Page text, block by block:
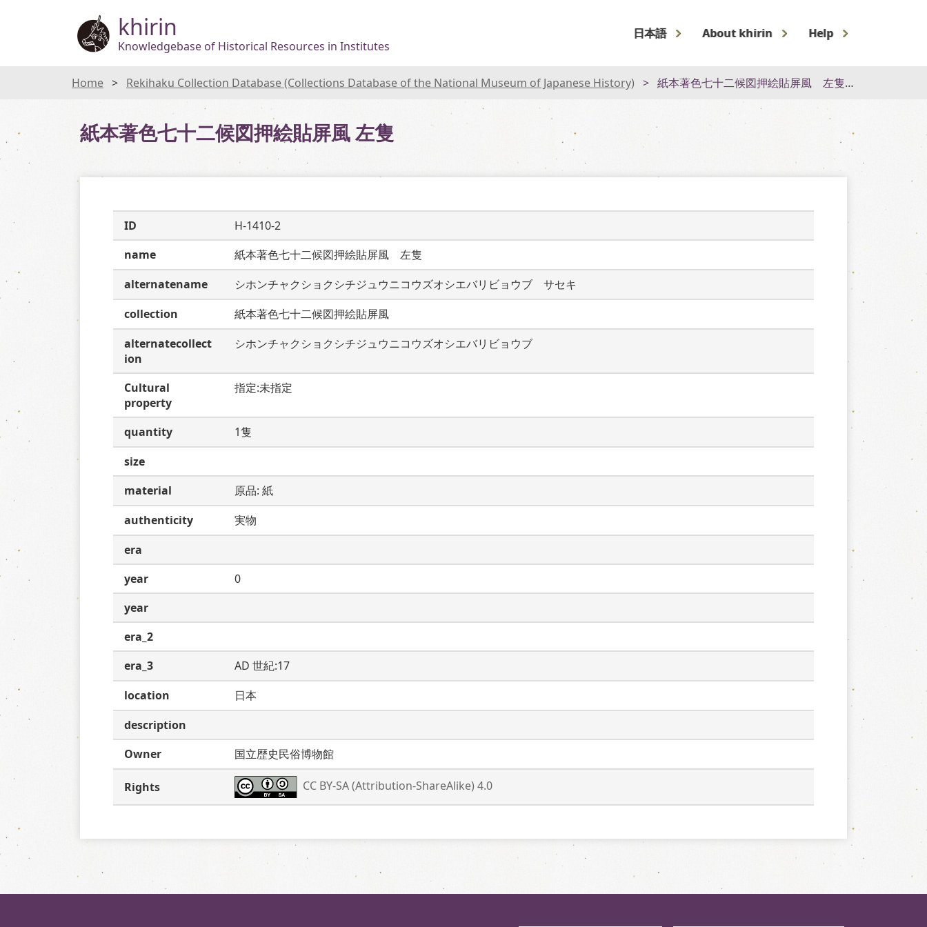
khirin
Knowledgebase of Historical Resources in Institutes
日本語 About khirin Help
Home Rekihaku Collection Database (Collections Database of the National Museum of Japanese History) 紙本著色七十二候図押絵貼屏風 左隻
紙本著色七十二候図押絵貼屏風 左隻
ID
H-1410-2
name
紙本著色七十二候図押絵貼屏風　左隻
alternatename
シホンチャクショクシチジュウニコウズオシエバリビョウブ　サセキ
collection
紙本著色七十二候図押絵貼屏風
alternatecollect
ion
シホンチャクショクシチジュウニコウズオシエバリビョウブ
Cultural
property
指定:未指定
quantity
1隻
size
material
原品: 紙
authenticity
実物
era
year
0
year
era_2
era_3
AD 世紀:17
location
日本
description
Owner
国立歴史民俗博物館
Rights CC BY-SA (Attribution-ShareAlike) 4.0